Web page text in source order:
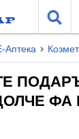
Аптека
ФА